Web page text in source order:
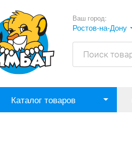
Ваш город:
Ростов-на-Дону
Каталог товаров